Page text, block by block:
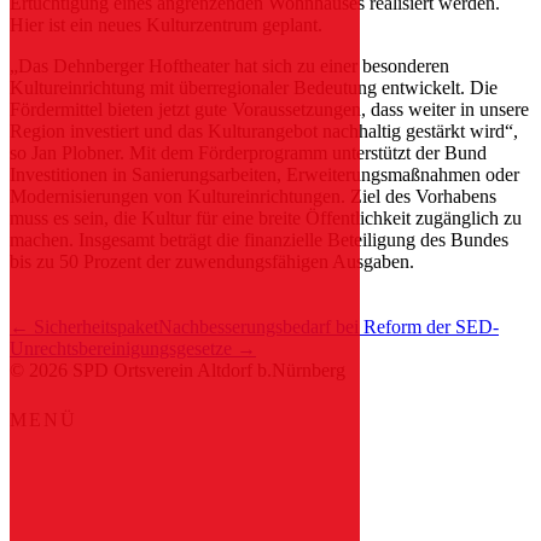
Hier ist ein neues Kulturzentrum geplant.
„Das Dehnberger Hoftheater hat sich zu einer besonderen
Kultureinrichtung mit überregionaler Bedeutung entwickelt. Die
Fördermittel bieten jetzt gute Voraussetzungen, dass weiter in unsere
Region investiert und das Kulturangebot nachhaltig gestärkt wird“,
so Jan Plobner. Mit dem Förderprogramm unterstützt der Bund
Investitionen in Sanierungsarbeiten, Erweiterungsmaßnahmen oder
Modernisierungen von Kultureinrichtungen. Ziel des Vorhabens
muss es sein, die Kultur für eine breite Öffentlichkeit zugänglich zu
machen. Insgesamt beträgt die finanzielle Beteiligung des Bundes
bis zu 50 Prozent der zuwendungsfähigen Ausgaben.
← Sicherheitspaket Nachbesserungsbedarf bei Reform der SED-
Unrechtsbereinigungsgesetze →
© 2026 SPD Ortsverein Altdorf b.Nürnberg